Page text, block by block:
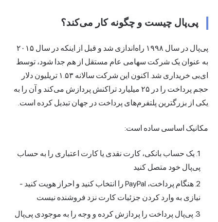
پی‌پال چیست و چگونه کار می‌کند؟
پی‌پال در سال ۱۹۹۸ راه‌اندازی شد و قبل از اینکه در سال ۲۰۱۵
به عنوان یک شرکت سهامی عام مستقل از هم جدا شود، توسط
ای‌بی خریداری شد. اکنون این شرکت سالانه ۱.۵۳ تریلیون دلار
حجم پرداخت را در ۲۵ میلیارد تراکنش پردازش می‌کند و آن را به
یکی از بزرگترین پلتفرم‌های پرداخت در جهان تبدیل کرده است.
مکانیک اساسی ساده است:
یک حساب بانکی، کارت نقدی یا کارت اعتباری را به حساب
پی‌پال خود متصل کنید
هنگام پرداخت، PayPal را انتخاب کنید و احراز هویت کنید -
نیازی به وارد کردن جزئیات کارت نزد فروشنده نیست
پی‌پال پرداخت را پردازش کرده و وجه را به موجودی پی‌پال